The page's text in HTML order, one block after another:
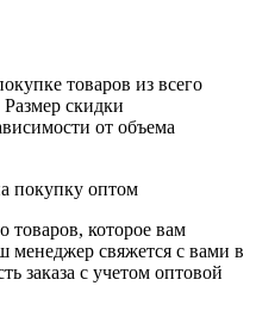
товаров из всего
скидки
от объема
покупку оптом
товаров, которое вам
менеджер свяжется с вами в
заказа с учетом оптовой